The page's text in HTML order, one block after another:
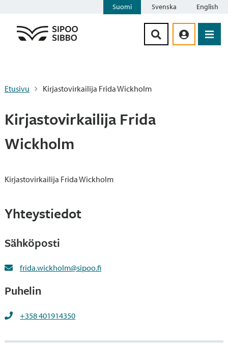
Suomi Svenska English
Etusivu Kirjastovirkailija Frida Wickholm
Kirjastovirkailija Frida
Wickholm
Kirjastovirkailija Frida Wickholm
Yhteystiedot
Sähköposti
frida.wickholm@sipoo.fi
Puhelin
+358 401914350